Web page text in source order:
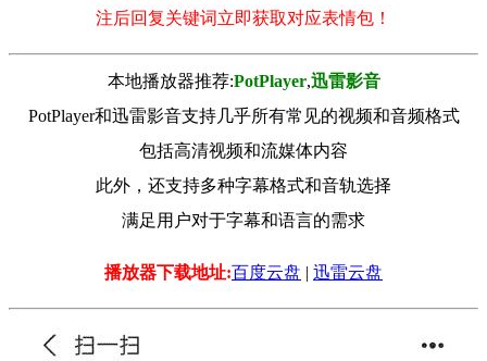
注后回复关键词立即获取对应表情包！
本地播放器推荐:РotРlayer,迅雷影音
PotPlayer和迅雷影音支持几乎所有常见的视频和音频格式
包括高清视频和流媒体内容
此外，还支持多种字幕格式和音轨选择
满足用户对于字幕和语言的需求
播放器下载地址:百度云盘 | 迅雷云盘